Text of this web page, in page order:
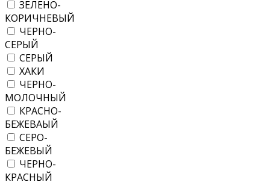
ЗЕЛЕНО-
КОРИЧНЕВЫЙ
ЧЕРНО-
СЕРЫЙ
СЕРЫЙ
ХАКИ
ЧЕРНО-
МОЛОЧНЫЙ
КРАСНО-
БЕЖЕВАЫЙ
СЕРО-
БЕЖЕВЫЙ
ЧЕРНО-
КРАСНЫЙ